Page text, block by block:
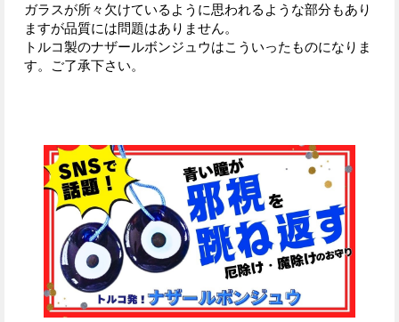
ガラスが所々欠けているように思われるような部分もあり
ますが品質には問題はありません。
トルコ製のナザールボンジュウはこういったものになりま
す。ご了承下さい。